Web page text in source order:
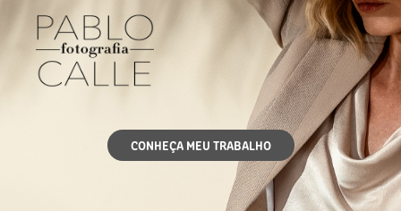
CONHEÇA MEU TRABALHO